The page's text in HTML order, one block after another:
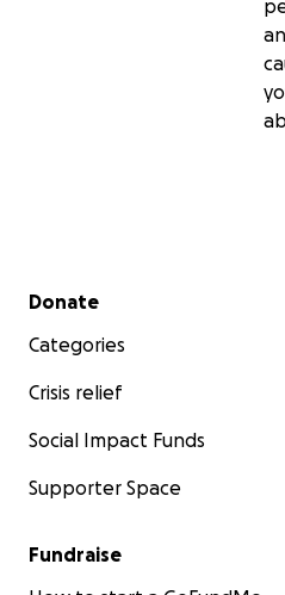
Secondary menu
Donate
Categories
Crisis relief
Social Impact Funds
Supporter Space
Fundraise